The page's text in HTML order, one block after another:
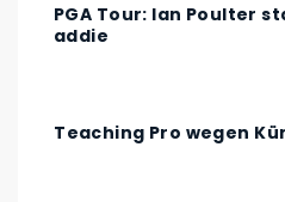
PGA Tour: Ian Poulter
addie
Teaching Pro wegen